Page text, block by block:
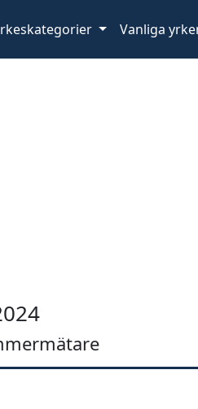
Vanliga